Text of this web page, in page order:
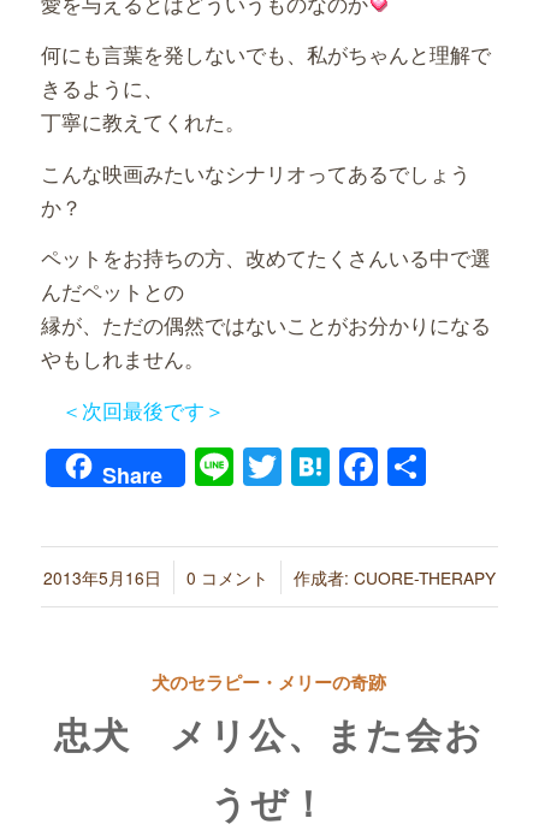
何にも言葉を発しないでも、私がちゃんと理解で
きるように、
丁寧に教えてくれた。
こんな映画みたいなシナリオってあるでしょう
か？
ペットをお持ちの方、改めてたくさんいる中で選
んだペットとの
縁が、ただの偶然ではないことがお分かりになる
やもしれません。
＜次回最後です＞
Share LineTwitter
Hatena共
2013年5月16日
/ 0 コメント
/ 作成者: CUORE-THERAPY
犬のセラピー・メリーの奇跡
忠犬 メリ公、また会お
うぜ！